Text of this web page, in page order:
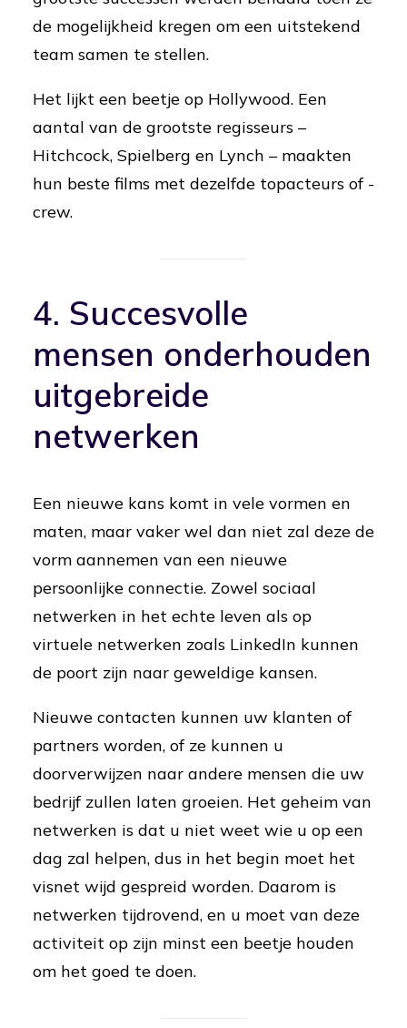
de mogelijkheid kregen om een uitstekend
team samen te stellen.
Het lijkt een beetje op Hollywood. Een
aantal van de grootste regisseurs –
Hitchcock, Spielberg en Lynch – maakten
hun beste films met dezelfde topacteurs of -
crew.
4. Succesvolle
mensen onderhouden
uitgebreide
netwerken
Een nieuwe kans komt in vele vormen en
maten, maar vaker wel dan niet zal deze de
vorm aannemen van een nieuwe
persoonlijke connectie. Zowel sociaal
netwerken in het echte leven als op
virtuele netwerken zoals LinkedIn kunnen
de poort zijn naar geweldige kansen.
Nieuwe contacten kunnen uw klanten of
partners worden, of ze kunnen u
doorverwijzen naar andere mensen die uw
bedrijf zullen laten groeien. Het geheim van
netwerken is dat u niet weet wie u op een
dag zal helpen, dus in het begin moet het
visnet wijd gespreid worden. Daarom is
netwerken tijdrovend, en u moet van deze
activiteit op zijn minst een beetje houden
om het goed te doen.